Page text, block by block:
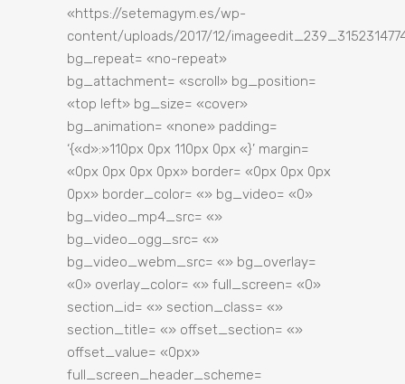
«https://setemagym.es/wp-
content/uploads/2017/12/
bg_repeat= «no-repeat»
bg_attachment= «scroll» bg_position=
«top left» bg_size= «cover»
bg_animation= «none» padding=
‘{«d»:»110px 0px 110px 0px «}’ margin=
«0px 0px 0px 0px» border= «0px 0px 0px
0px» border_color= «» bg_video= «0»
bg_video_mp4_src= «»
bg_video_ogg_src= «»
bg_video_webm_src= «» bg_overlay=
«0» overlay_color= «» full_screen= «0»
section_id= «» section_class= «»
section_title= «» offset_section= «»
offset_value= «0px»
full_screen_header_scheme=